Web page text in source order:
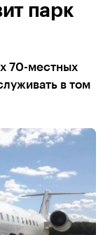
парк
70-местных
в том